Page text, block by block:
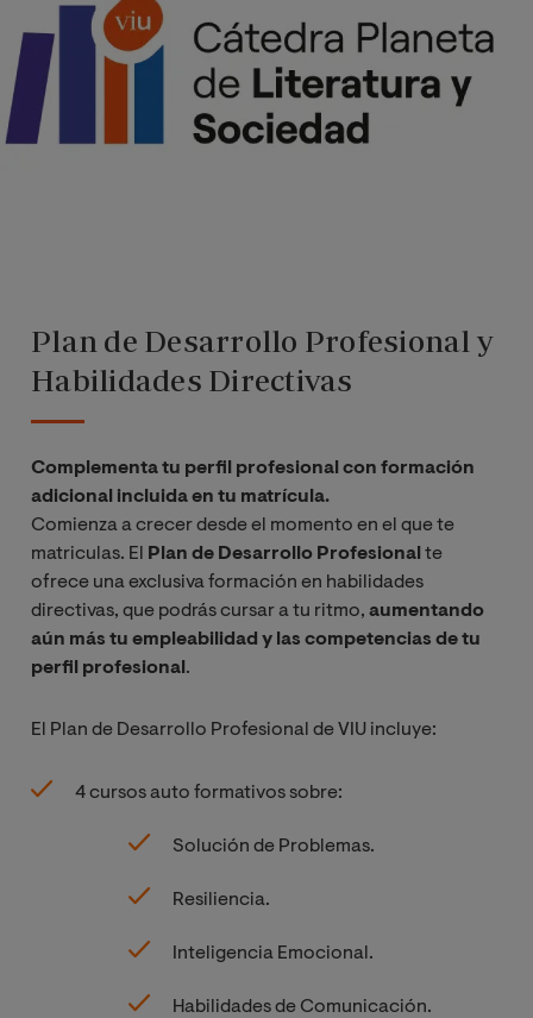
Plan de Desarrollo Profesional y
Habilidades Directivas
Complementa tu perfil profesional con formación
adicional incluida en tu matrícula.
Comienza a crecer desde el momento en el que te
matriculas. El
Plan de Desarrollo Profesional te
ofrece una exclusiva formación en habilidades
directivas, que podrás cursar a tu ritmo, aumentando
aún más tu empleabilidad y las competencias de tu
perfil profesional .
El Plan de Desarrollo Profesional de VIU incluye:
4 cursos auto formativos sobre:
Solución de Problemas.
Resiliencia.
Inteligencia Emocional.
Habilidades de Comunicación.